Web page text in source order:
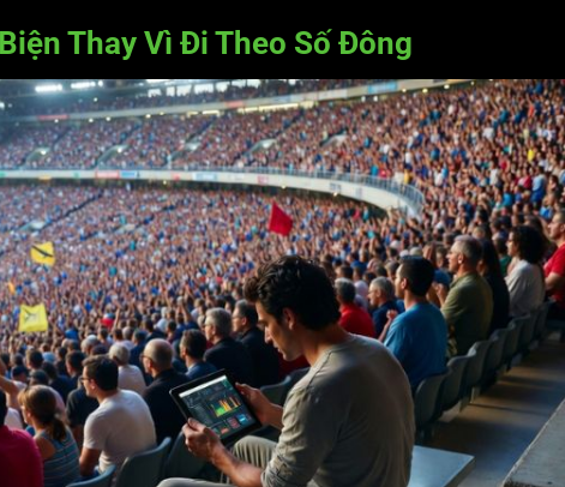
Thay Vì Đi Theo Số Đông